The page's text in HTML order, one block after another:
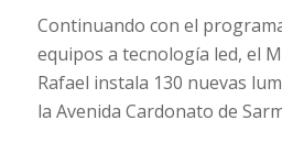
Continuando con el
equipos a tecnología led, el
Rafael instala 130 nuevas
la Avenida Cardonato de